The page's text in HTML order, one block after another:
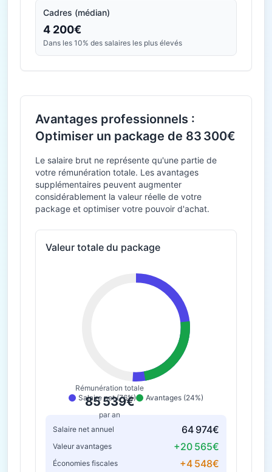
Cadres (médian)
4 200€
Dans les 10% des salaires les plus élevés
Avantages professionnels :
Optimiser un package de 83 300€
Le salaire brut ne représente qu'une partie de
votre rémunération totale. Les avantages
supplémentaires peuvent augmenter
considérablement la valeur réelle de votre
package et optimiser votre pouvoir d'achat.
Valeur totale du package
Rémunération totale
85 539€
par an
Salaire net (76%) Avantages (24%)
Salaire net annuel 64 974€
Valeur avantages +20 565€
Économies fiscales +4 548€